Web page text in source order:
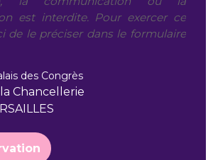
est interdite. Pour exercer ce
de le préciser dans le formulaire
des Congrès
Chancellerie